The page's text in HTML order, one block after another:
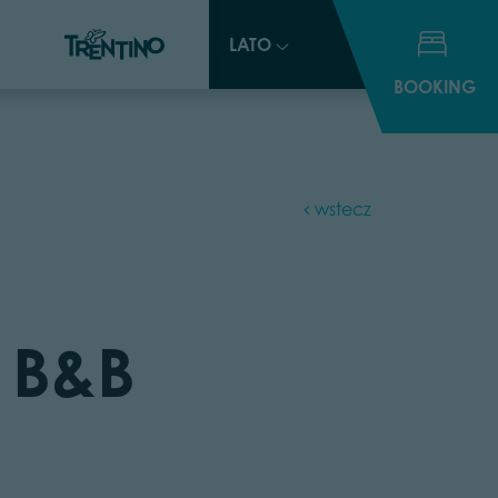
LATO
BOOKING
LATO
BOOKING
wstecz